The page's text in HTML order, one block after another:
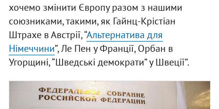
хочемо змінити Європу разом з нашими
союзниками, такими, як Гайнц-Крістіан
Штрахе в Австрії, “Альтернатива для
Німеччини”, Ле Пен у Франції, Орбан в
Угорщині, “Шведські демократи” у Швеції”.